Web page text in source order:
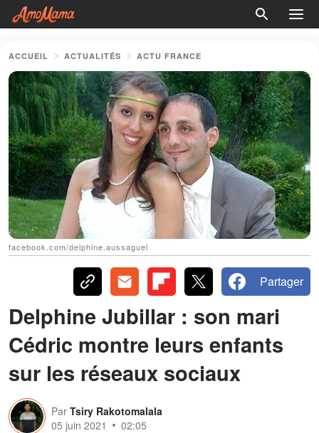
ACCUEIL ACTUALITÉS ACTU FRANCE
facebook.com/delphine.aussaguel
Partager
Delphine Jubillar : son mari
Cédric montre leurs enfants
sur les réseaux sociaux
Par Tsiry Rakotomalala
05 juin 2021
02:05